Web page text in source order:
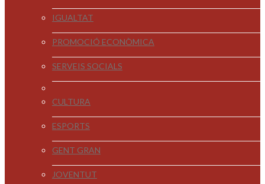
IGUALTAT
PROMOCIÓ ECONÒMICA
SERVEIS SOCIALS
CULTURA
ESPORTS
GENT GRAN
JOVENTUT